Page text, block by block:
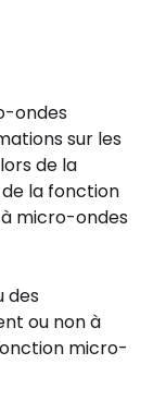
ondes
sur les
de la
la fonction
micro-ondes
des
ou non à
micro-